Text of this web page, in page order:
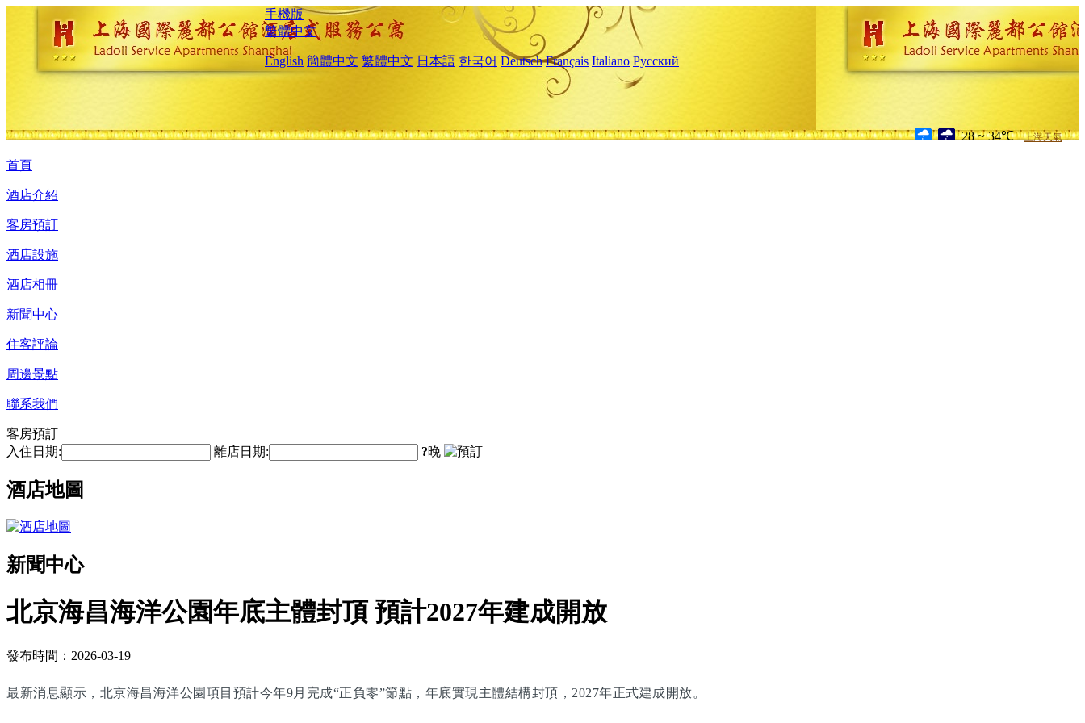
手機版
繁體中文
English 簡體中文 繁體中文 日本語 한국어 Deutsch Français Italiano Русский
28 ~ 34℃ 上海天氣
首頁
酒店介紹
客房預訂
酒店設施
酒店相冊
新聞中心
住客評論
周邊景點
聯系我們
客房預訂
入住日期:
離店日期: ?晚
酒店地圖
新聞中心
北京海昌海洋公園年底主體封頂 預計2027年建成開放
發布時間：2026-03-19
最新消息顯示，北京海昌海洋公園項目預計今年9月完成“正負零”節點，年底實現主體結構封頂，2027年正式建成開放。